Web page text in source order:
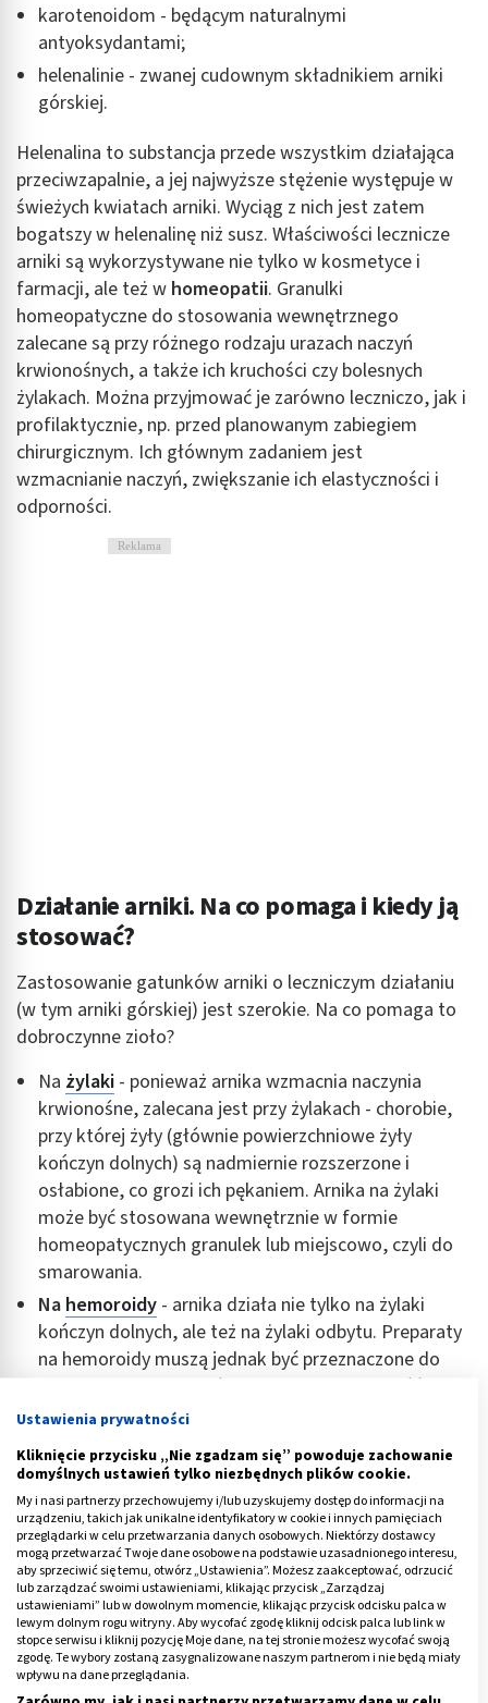
karotenoidom - będącym naturalnymi
antyoksydantami;
helenalinie - zwanej cudownym składnikiem arniki
górskiej.
Helenalina to substancja przede wszystkim działająca
przeciwzapalnie, a jej najwyższe stężenie występuje w
świeżych kwiatach arniki. Wyciąg z nich jest zatem
bogatszy w helenalinę niż susz. Właściwości lecznicze
arniki są wykorzystywane nie tylko w kosmetyce i
farmacji, ale też w homeopatii. Granulki
homeopatyczne do stosowania wewnętrznego
zalecane są przy różnego rodzaju urazach naczyń
krwionośnych, a także ich kruchości czy bolesnych
żylakach. Można przyjmować je zarówno leczniczo, jak i
profilaktycznie, np. przed planowanym zabiegiem
chirurgicznym. Ich głównym zadaniem jest
wzmacnianie naczyń, zwiększanie ich elastyczności i
odporności.
Reklama
Działanie arniki. Na co pomaga i kiedy ją
stosować?
Zastosowanie gatunków arniki o leczniczym działaniu
(w tym arniki górskiej) jest szerokie. Na co pomaga to
dobroczynne zioło?
Na żylaki - ponieważ arnika wzmacnia naczynia
krwionośne, zalecana jest przy żylakach - chorobie,
przy której żyły (głównie powierzchniowe żyły
kończyn dolnych) są nadmiernie rozszerzone i
osłabione, co grozi ich pękaniem. Arnika na żylaki
może być stosowana wewnętrznie w formie
homeopatycznych granulek lub miejscowo, czyli do
smarowania.
Na hemoroidy - arnika działa nie tylko na żylaki
kończyn dolnych, ale też na żylaki odbytu. Preparaty
na hemoroidy muszą jednak być przeznaczone do
aplikowania na błonę śluzową - nie każda maść lub
krem się do tego nadaje.
Na naczynka - cera naczynkowarównież
charakteryzuje się osłabionymi, pękającymi i płytko
umiejscowionymi naczynkami. Preparaty z arniką do
stosowania miejscowego wspomagają ich
wzmacnianie i wyrównywanie kolorytu skóry.
Nasiniakiikrwiaki- mechaniczne urazy naczyń także
wymagają ich wzmocnienia, a arnika skutecznie
przyspiesza regenerację i podnosi odporność na
kolejne uszkodzenia.
Ustawienia prywatności
Kliknięcie przycisku „Nie zgadzam się” powoduje zachowanie
domyślnych ustawień tylko niezbędnych plików cookie.
My i nasi partnerzy przechowujemy i/lub uzyskujemy dostęp do informacji na
urządzeniu, takich jak unikalne identyfikatory w cookie i innych pamięciach
przeglądarki w celu przetwarzania danych osobowych. Niektórzy dostawcy
mogą przetwarzać Twoje dane osobowe na podstawie uzasadnionego interesu,
aby sprzeciwić się temu, otwórz „Ustawienia”. Możesz zaakceptować, odrzucić
lub zarządzać swoimi ustawieniami, klikając przycisk „Zarządzaj
ustawieniami” lub w dowolnym momencie, klikając przycisk odcisku palca w
lewym dolnym rogu witryny. Aby wycofać zgodę kliknij odcisk palca lub link w
stopce serwisu i kliknij pozycję Moje dane, na tej stronie możesz wycofać swoją
zgodę. Te wybory zostaną zasygnalizowane naszym partnerom i nie będą miały
wpływu na dane przeglądania.